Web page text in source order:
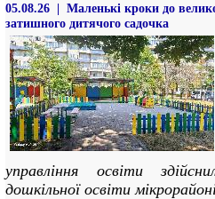
05.08.26 | Маленькі кроки до
затишного дитячого садочка
управління освіти
дошкільної освіти